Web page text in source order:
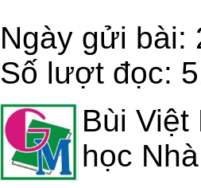
Ngày gửi bài:
Số lượt đọc:
Bùi Việt
học